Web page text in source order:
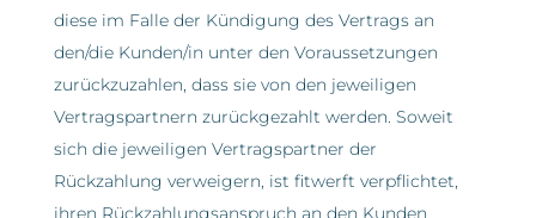
diese im Falle der Kündigung des Vertrags an
den/die Kunden/in unter den Voraussetzungen
zurückzuzahlen, dass sie von den jeweiligen
Vertragspartnern zurückgezahlt werden. Soweit
sich die jeweiligen Vertragspartner der
Rückzahlung verweigern, ist fitwerft verpflichtet,
ihren Rückzahlungsanspruch an den Kunden